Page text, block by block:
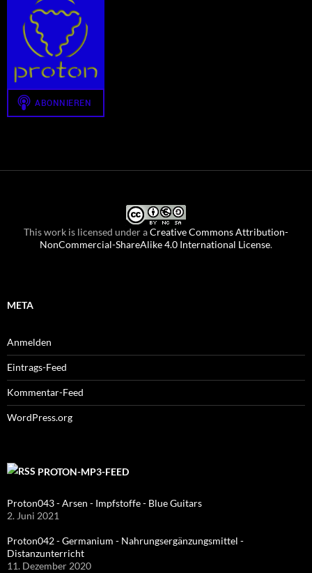
This work is licensed under aCreative Commons Attribution-
NonCommercial-ShareAlike 4.0 International License.
META
Anmelden
Eintrags-Feed
Kommentar-Feed
WordPress.org
PROTON-MP3-FEED
Proton043 - Arsen - Impfstoffe - Blue Guitars
2. Juni 2021
Proton042 - Germanium - Nahrungsergänzungsmittel -
Distanzunterricht
11. Dezember 2020